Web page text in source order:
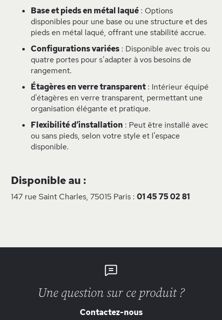
Base et pieds en métal laqué : Options
disponibles pour une base ou une structure et des
pieds en métal laqué, offrant une stabilité accrue.
Configurations variées : Disponible avec trois ou
quatre portes pour s’adapter à vos besoins de
rangement.
Étagères en verre transparent : Intérieur équipé
d'étagères en verre transparent, permettant une
organisation élégante et pratique.
Flexibilité d’installation : Peut être installé avec
ou sans pieds, selon votre style et l'espace
disponible.
Disponible au :
147 rue Saint Charles, 75015 Paris : 01 45 75 02 81
Une question sur ce produit ?
Contactez-nous